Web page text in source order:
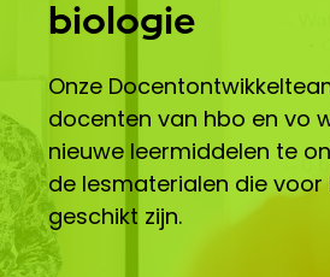
biologie
Onze
docenten van hbo en vo
nieuwe leermiddelen te
de lesmaterialen die voor
geschikt zijn.